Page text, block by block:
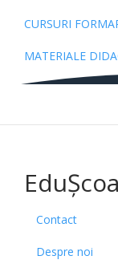
CURSURI
MATERIALE
Contact
Despre noi